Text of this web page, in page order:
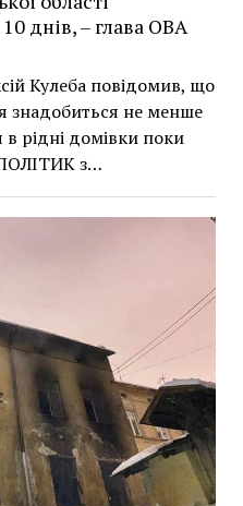
днів, – глава ОВА
Кулеба повідомив, що
знадобиться не менше
рідні домівки поки
з…